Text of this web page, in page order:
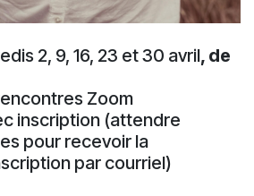
2, 9, 16, 23 et 30 avril, de
Zoom
inscription (attendre
pour recevoir la
par courriel)